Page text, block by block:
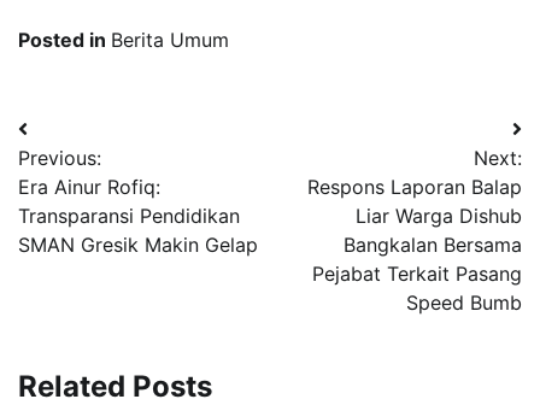
Posted in Berita Umum
Navigasi
pos
Previous:
Era Ainur Rofiq:
Transparansi Pendidikan
SMAN Gresik Makin Gelap
Next:
Respons Laporan Balap
Liar Warga Dishub
Bangkalan Bersama
Pejabat Terkait Pasang
Speed Bumb
Related Posts